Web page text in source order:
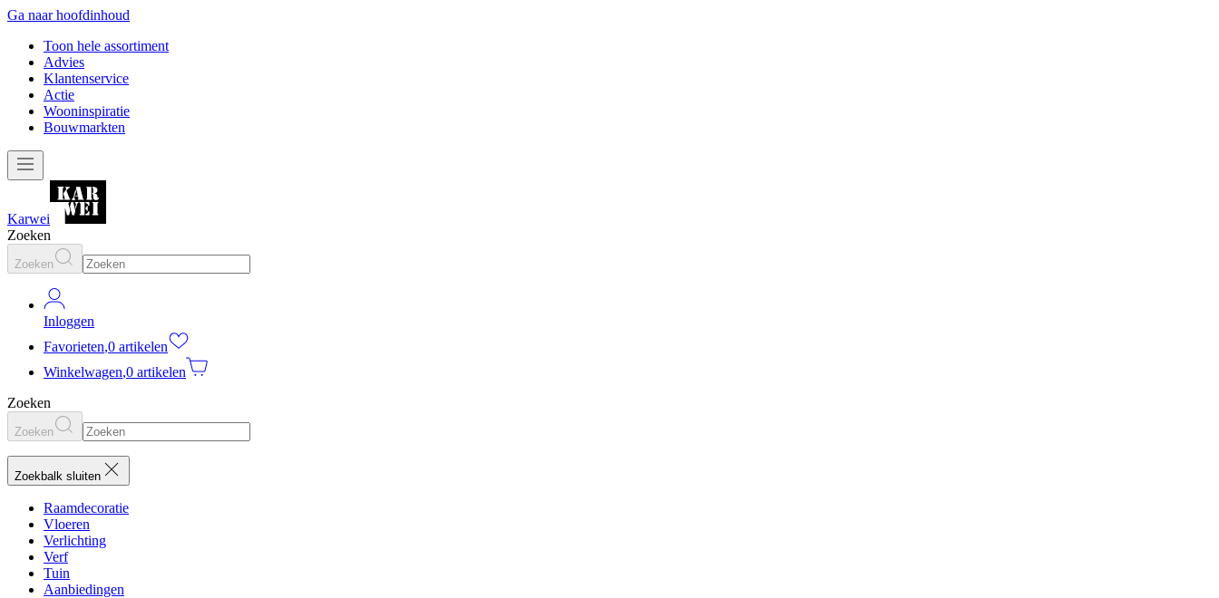
Ga naar hoofdinhoud
Toon hele assortiment
Advies
Klantenservice
Actie
Wooninspiratie
Bouwmarkten
Karwei
Zoeken
Zoeken
Inloggen
Favorieten,0 artikelen
Winkelwagen,0 artikelen
Zoeken
Zoeken
Zoekbalk sluiten
Raamdecoratie
Vloeren
Verlichting
Verf
Tuin
Aanbiedingen